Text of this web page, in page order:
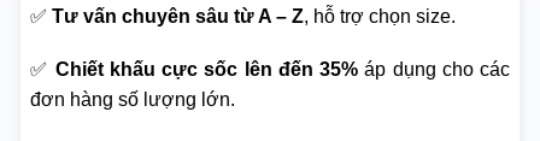
✅ Tư vấn chuyên sâu từ A – Z, hỗ trợ chọn size.
✅ Chiết khấu cực sốc lên đến 35% áp dụng cho các
đơn hàng số lượng lớn.